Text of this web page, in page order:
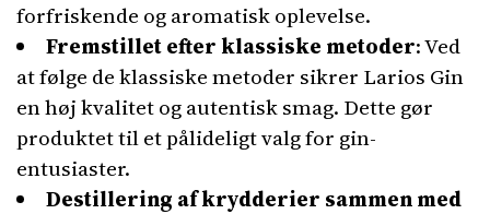
forfriskende og aromatisk oplevelse.
Fremstillet efter klassiske metoder: Ved
at følge de klassiske metoder sikrer Larios Gin
en høj kvalitet og autentisk smag. Dette gør
produktet til et pålideligt valg for gin-
entusiaster.
Destillering af krydderier sammen med